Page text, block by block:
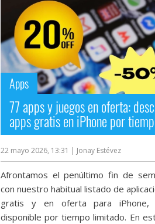
Apps
77 apps y juegos en oferta:
apps gratis en iPhone por
22 mayo 2026, 13:31 | Jonay Estévez
Afrontamos el penúltimo fin de
con nuestro habitual listado de
gratis y en oferta para iPhone,
disponible por tiempo limitado. En